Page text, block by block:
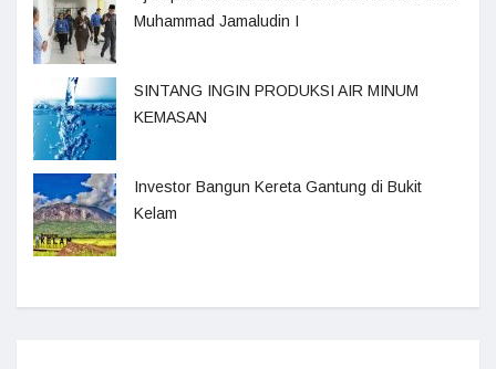
Muhammad Jamaludin I
SINTANG INGIN PRODUKSI AIR MINUM
KEMASAN
Investor Bangun Kereta Gantung di Bukit
Kelam